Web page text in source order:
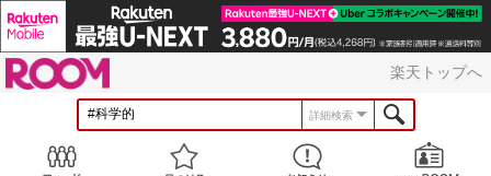
楽天トップへ
詳細検索
見つける お知らせ